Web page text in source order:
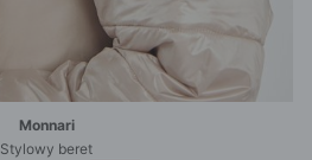
Monnari
Stylowy beret